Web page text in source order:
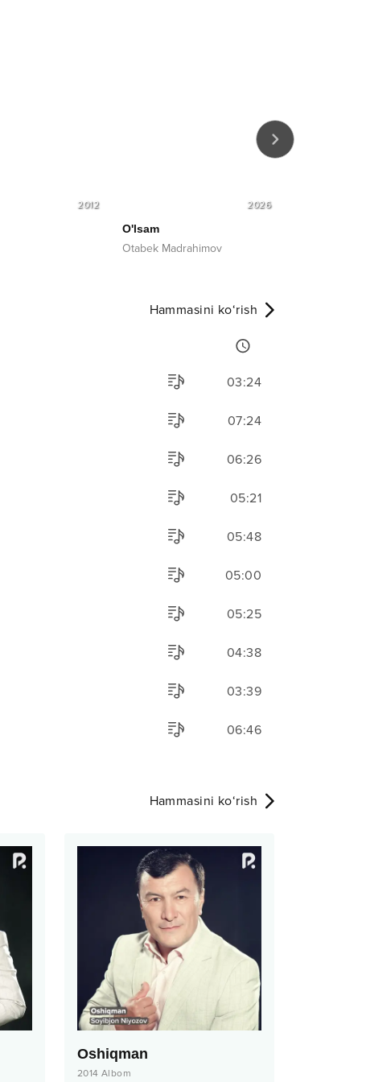
2012 2026
O'lsam
Otabek Madrahimov
Hammasini ko‘rish
03:24
07:24
06:26
05:21
05:48
05:00
05:25
04:38
03:39
06:46
Hammasini ko‘rish
Oshiqman
2014 Albom